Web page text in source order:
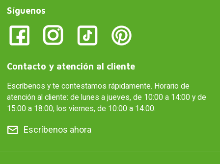
Síguenos
Contacto y atención al cliente
Escríbenos y te contestamos rápidamente. Horario de
atención al cliente: de lunes a jueves, de 10:00 a 14:00 y de
15:00 a 18:00; los viernes, de 10:00 a 14:00.
Escríbenos ahora